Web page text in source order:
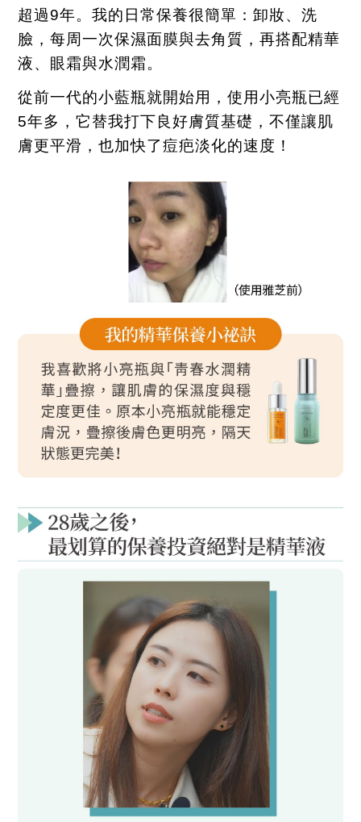
超過9年。我的日常保養很簡單：卸妝、洗
臉，每周一次保濕面膜與去角質，再搭配精華
液、眼霜與水潤霜。
從前一代的小藍瓶就開始用，使用小亮瓶已經
5年多，它替我打下良好膚質基礎，不僅讓肌
膚更平滑，也加快了痘疤淡化的速度！